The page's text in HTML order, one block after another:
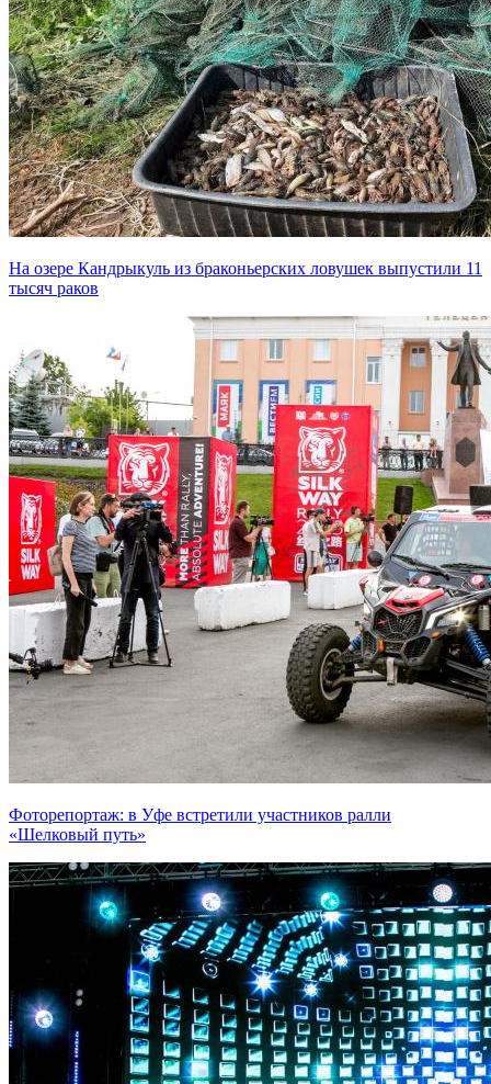
На озере Кандрыкуль из браконьерских ловушек выпустили 11
тысяч раков
Фоторепортаж: в Уфе встретили участников ралли
«Шелковый путь»